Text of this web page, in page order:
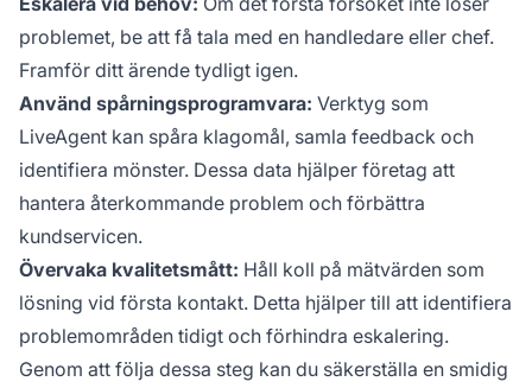
problemet, be att få tala med en handledare eller chef.
Framför ditt ärende tydligt igen.
Använd spårningsprogramvara: Verktyg som
LiveAgent kan spåra klagomål, samla feedback och
identifiera mönster. Dessa data hjälper företag att
hantera återkommande problem och förbättra
kundservicen.
Övervaka kvalitetsmått: Håll koll på mätvärden som
lösning vid första kontakt. Detta hjälper till att identifiera
problemområden tidigt och förhindra eskalering.
Genom att följa dessa steg kan du säkerställa en smidig